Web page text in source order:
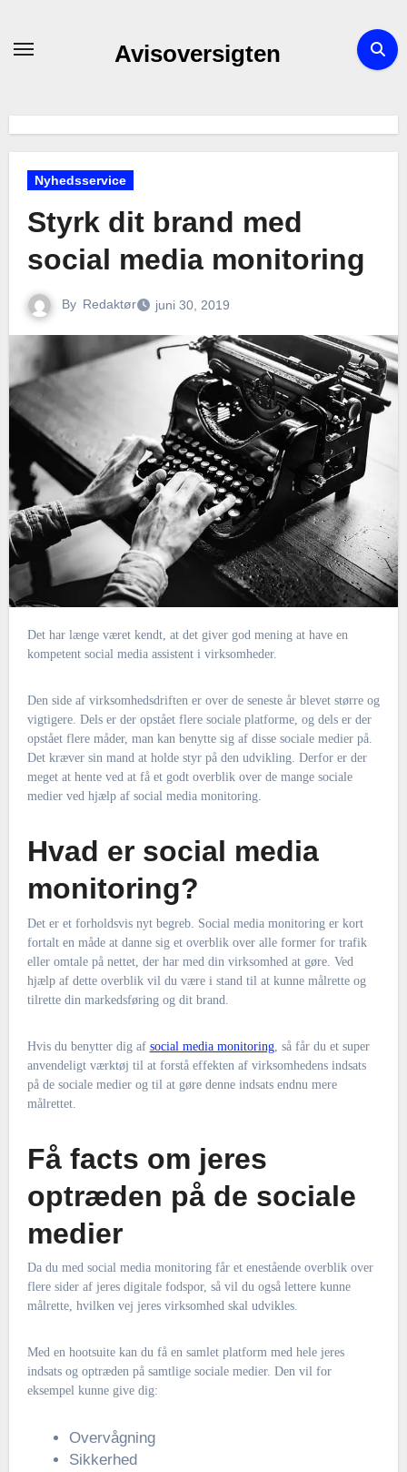
Avisoversigten
Nyhedsservice
Styrk dit brand med
social media monitoring
By Redaktør juni 30, 2019
Det har længe været kendt, at det giver god mening at have en
kompetent social media assistent i virksomheder.
Den side af virksomhedsdriften er over de seneste år blevet større og
vigtigere. Dels er der opstået flere sociale platforme, og dels er der
opstået flere måder, man kan benytte sig af disse sociale medier på.
Det kræver sin mand at holde styr på den udvikling. Derfor er der
meget at hente ved at få et godt overblik over de mange sociale
medier ved hjælp af social media monitoring.
Hvad er social media
monitoring?
Det er et forholdsvis nyt begreb. Social media monitoring er kort
fortalt en måde at danne sig et overblik over alle former for trafik
eller omtale på nettet, der har med din virksomhed at gøre. Ved
hjælp af dette overblik vil du være i stand til at kunne målrette og
tilrette din markedsføring og dit brand.
Hvis du benytter dig af social media monitoring, så får du et super
anvendeligt værktøj til at forstå effekten af virksomhedens indsats
på de sociale medier og til at gøre denne indsats endnu mere
målrettet.
Få facts om jeres
optræden på de sociale
medier
Da du med social media monitoring får et enestående overblik over
flere sider af jeres digitale fodspor, så vil du også lettere kunne
målrette, hvilken vej jeres virksomhed skal udvikles.
Med en hootsuite kan du få en samlet platform med hele jeres
indsats og optræden på samtlige sociale medier. Den vil for
eksempel kunne give dig:
Overvågning
Sikkerhed